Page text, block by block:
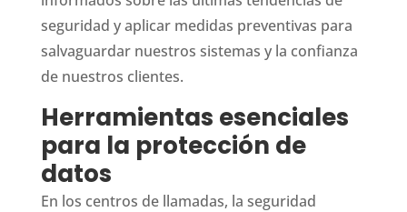
seguridad y aplicar medidas preventivas para
salvaguardar nuestros sistemas y la confianza
de nuestros clientes.
Herramientas esenciales
para la protección de
datos
En los centros de llamadas, la seguridad